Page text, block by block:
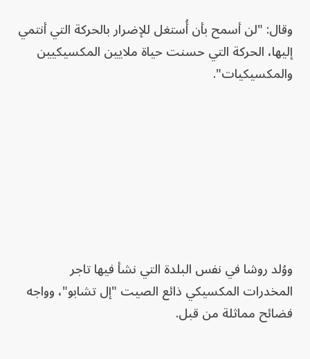
وقال: "لن أسمح بأن أُستغل للإضرار بالحركة التي أنتمي
إليها، الحركة التي حسنت حياة ملايين المكسيكيين
والمكسيكيات".
ووُلد روشا في نفس البلدة التي نشأ فيها تاجر
المخدرات المكسيكي ذائع الصيت "إل تشابو"، وواجه
فضائح مماثلة من قبل.